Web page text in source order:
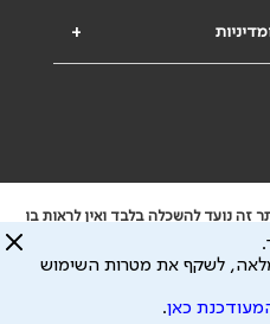
+
נועד להשכלה בלבד ואין לראות בו
לתוכן המתפרסם באתר זה ולכל נזק
לצורך מתן השרות וכי חלק ממנו עשוי
למדיניות הפרטיות
מלאה, לשקף את מטרות השימוש
כאן.